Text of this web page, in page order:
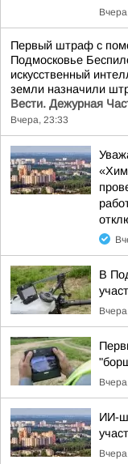
Первый штраф с
Подмосковье
искусственный
земли назначили
Вести. Дежурная
Вчера, 23:33
В
ИИ-